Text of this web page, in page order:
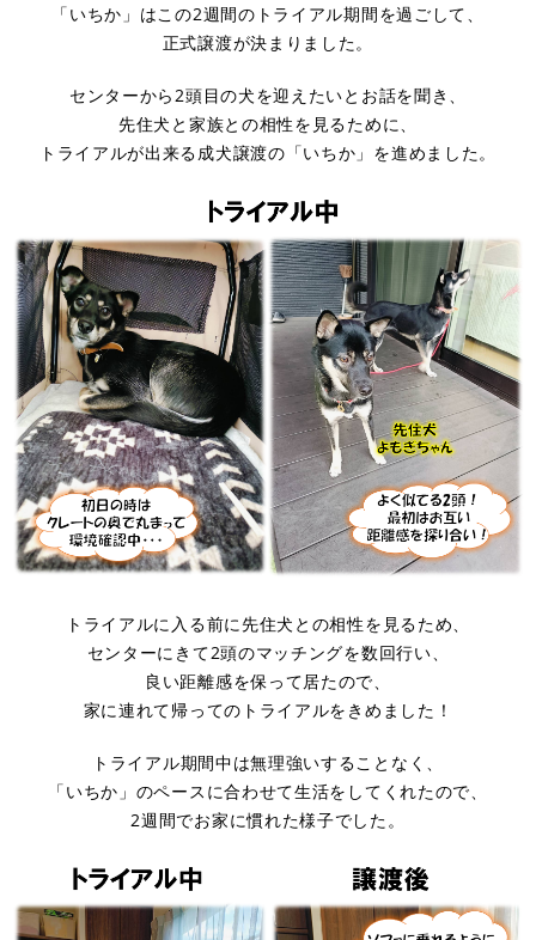
「いちか」はこの2週間のトライアル期間を過ごして、
正式譲渡が決まりました。
センターから2頭目の犬を迎えたいとお話を聞き、
先住犬と家族との相性を見るために、
トライアルが出来る成犬譲渡の「いちか」を進めました。
トライアルに入る前に先住犬との相性を見るため、
センターにきて2頭のマッチングを数回行い、
良い距離感を保って居たので、
家に連れて帰ってのトライアルをきめました！
トライアル期間中は無理強いすることなく、
「いちか」のペースに合わせて生活をしてくれたので、
2週間でお家に慣れた様子でした。